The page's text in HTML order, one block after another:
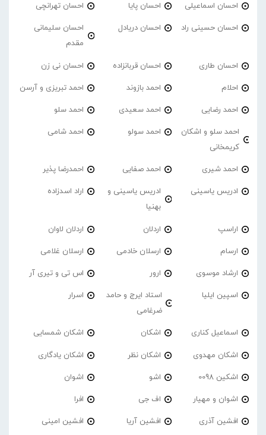
احسان اسماعیلی احسان پایا احسان تهرانچی
احسان حسینی راد احسان دریادل
احسان سلیمانی
مقدم
احسان طاری احسان قربانزاده احسان نی زن
احلام احمد بازوند احمد تبریزی و آرسن
احمد‌ رضایی احمد سعیدی احمد سلو
احمد سلو و اشکان
کریمخانی
احمد سولو احمد شامی
احمد شیری احمد صفایی احمدرضا پذیر
ادریس یاسینی
ادریس یاسینی و
بهنیا
اراد اسدزاده
اراسپ اردلان اردلان لاوان
ارسام ارسلان خادمی ارسلان غلامی
ارشاد موسوی ارور اس تی و تیری آر
اسپین ایلیا
استاد ایرج و حامد
ضرغامی
اسرار
اسماعیل کناری اشکان اشکان شمسایی
اشکان مهدوی اشکان نظر اشکان یادگاری
اشکین 0098 اشو اشوان
اشوان و مهیار اف جی افرا
افشین آذری افشین آریا افشین امینی